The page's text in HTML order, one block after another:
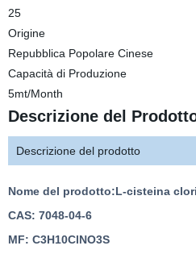
25
Origine
Repubblica Popolare Cinese
Capacità di Produzione
5mt/Month
Descrizione del
Descrizione del prodotto
Nome del prodotto:L-cisteina
CAS: 7048-04-6
MF: C3H10ClNO3S